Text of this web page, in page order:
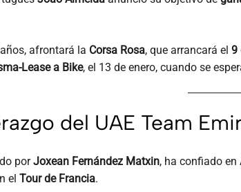
afrontará la Corsa Rosa, que arrancará el 9
Lease a Bike, el 13 de enero, cuando se
del UAE Team
porJoxean Fernández Matxin, ha confiado
el Tour de Francia.